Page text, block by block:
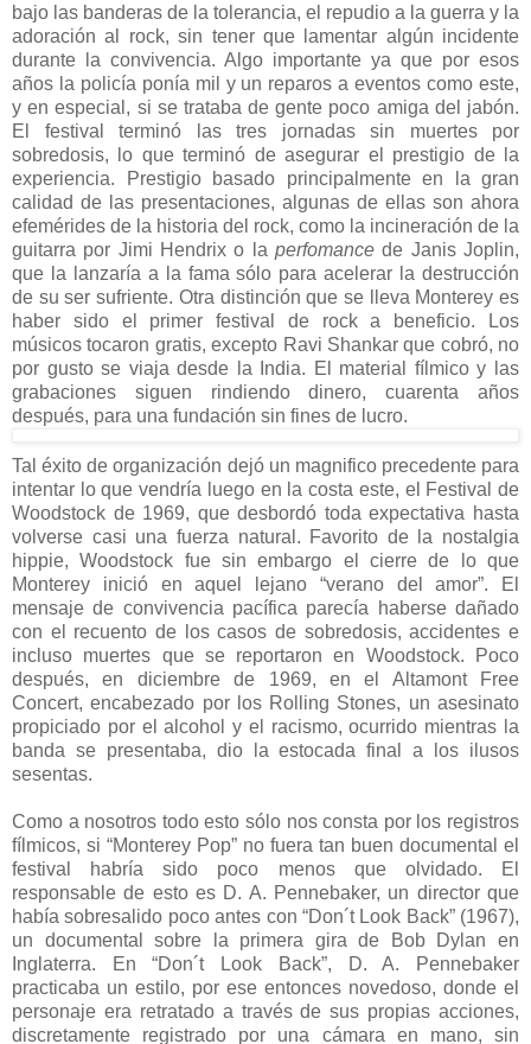
bajo las banderas de la tolerancia, el repudio a la guerra y la
adoración al rock, sin tener que lamentar algún incidente
durante la convivencia. Algo importante ya que por esos
años la policía ponía mil y un reparos a eventos como este,
y en especial, si se trataba de gente poco amiga del jabón.
El festival terminó las tres jornadas sin muertes por
sobredosis, lo que terminó de asegurar el prestigio de la
experiencia. Prestigio basado principalmente en la gran
calidad de las presentaciones, algunas de ellas son ahora
efemérides de la historia del rock, como la incineración de la
guitarra por Jimi Hendrix o la perfomance de Janis Joplin,
que la lanzaría a la fama sólo para acelerar la destrucción
de su ser sufriente. Otra distinción que se lleva Monterey es
haber sido el primer festival de rock a beneficio. Los
músicos tocaron gratis, excepto Ravi Shankar que cobró, no
por gusto se viaja desde la India. El material fílmico y las
grabaciones siguen rindiendo dinero, cuarenta años
después, para una fundación sin fines de lucro.
Tal éxito de organización dejó un magnifico precedente para
intentar lo que vendría luego en la costa este, el Festival de
Woodstock de 1969, que desbordó toda expectativa hasta
volverse casi una fuerza natural. Favorito de la nostalgia
hippie, Woodstock fue sin embargo el cierre de lo que
Monterey inició en aquel lejano “verano del amor”. El
mensaje de convivencia pacífica parecía haberse dañado
con el recuento de los casos de sobredosis, accidentes e
incluso muertes que se reportaron en Woodstock. Poco
después, en diciembre de 1969, en el Altamont Free
Concert, encabezado por los Rolling Stones, un asesinato
propiciado por el alcohol y el racismo, ocurrido mientras la
banda se presentaba, dio la estocada final a los ilusos
sesentas.
Como a nosotros todo esto sólo nos consta por los registros
fílmicos, si “Monterey Pop” no fuera tan buen documental el
festival habría sido poco menos que olvidado. El
responsable de esto es D. A. Pennebaker, un director que
había sobresalido poco antes con “Don´t Look Back” (1967),
un documental sobre la primera gira de Bob Dylan en
Inglaterra. En “Don´t Look Back”, D. A. Pennebaker
practicaba un estilo, por ese entonces novedoso, donde el
personaje era retratado a través de sus propias acciones,
discretamente registrado por una cámara en mano, sin